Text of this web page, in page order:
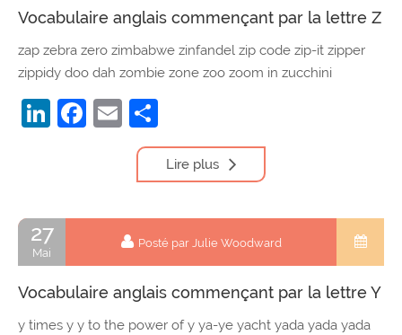
Vocabulaire anglais commençant par la lettre Z
zap zebra zero zimbabwe zinfandel zip code zip-it zipper
zippidy doo dah zombie zone zoo zoom in zucchini
LinkedIn
Facebook
Email
Lire plus
27
Mai
Posté par Julie Woodward
Vocabulaire anglais commençant par la lettre Y
y times y y to the power of y ya-ye yacht yada yada yada